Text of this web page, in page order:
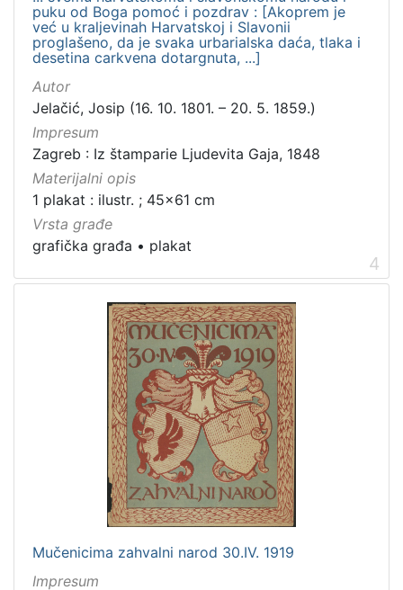
puku od Boga pomoć i pozdrav : [Akoprem je
već u kraljevinah Harvatskoj i Slavonii
proglašeno, da je svaka urbarialska daća, tlaka i
desetina carkvena dotargnuta, ...]
Autor
Jelačić, Josip (16. 10. 1801. – 20. 5. 1859.)
Impresum
Zagreb : Iz štamparie Ljudevita Gaja, 1848
Materijalni opis
1 plakat : ilustr. ; 45x61 cm
Vrsta građe
grafička građa • plakat
4
Mučenicima zahvalni narod 30.IV. 1919
Impresum